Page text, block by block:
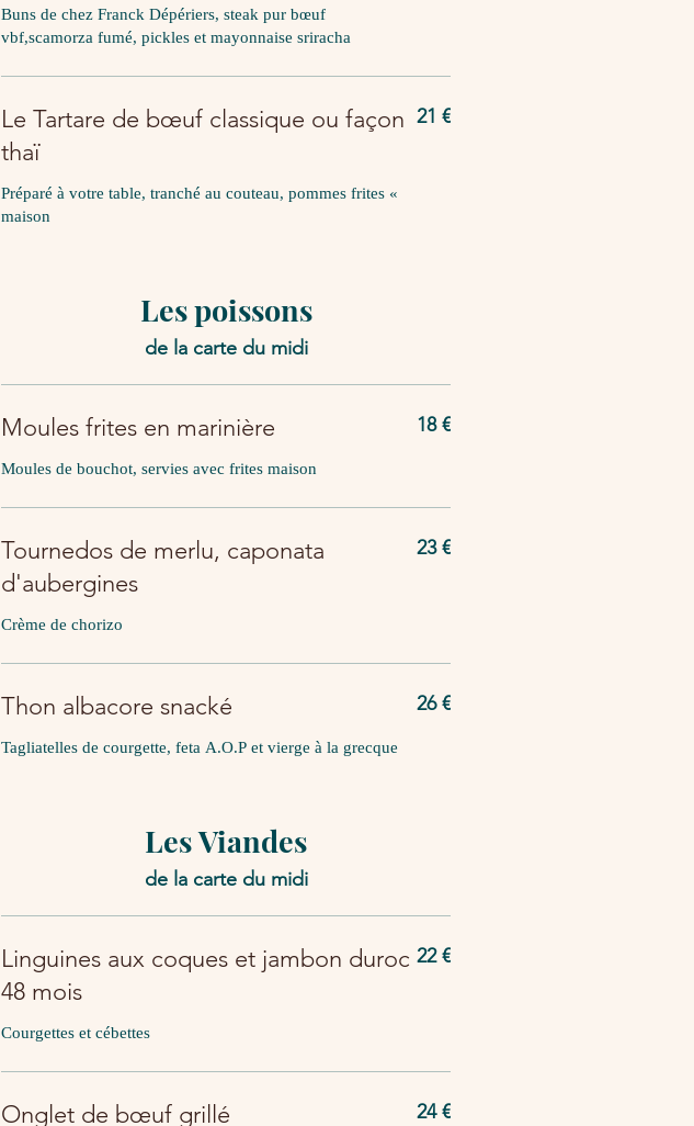
Buns de chez Franck Dépériers, steak pur bœuf
vbf,scamorza fumé, pickles et mayonnaise sriracha
Le Tartare de bœuf classique ou façon
thaï
Préparé à votre table, tranché au couteau, pommes frites «
maison
21 €
Les poissons
de la carte du midi
Moules frites en marinière
Moules de bouchot, servies avec frites maison
18 €
Tournedos de merlu, caponata
d'aubergines
Crème de chorizo
23 €
Thon albacore snacké
Tagliatelles de courgette, feta A.O.P et vierge à la grecque
26 €
Les Viandes
de la carte du midi
Linguines aux coques et jambon duroc
48 mois
Courgettes et cébettes
22 €
Onglet de bœuf grillé 24 €